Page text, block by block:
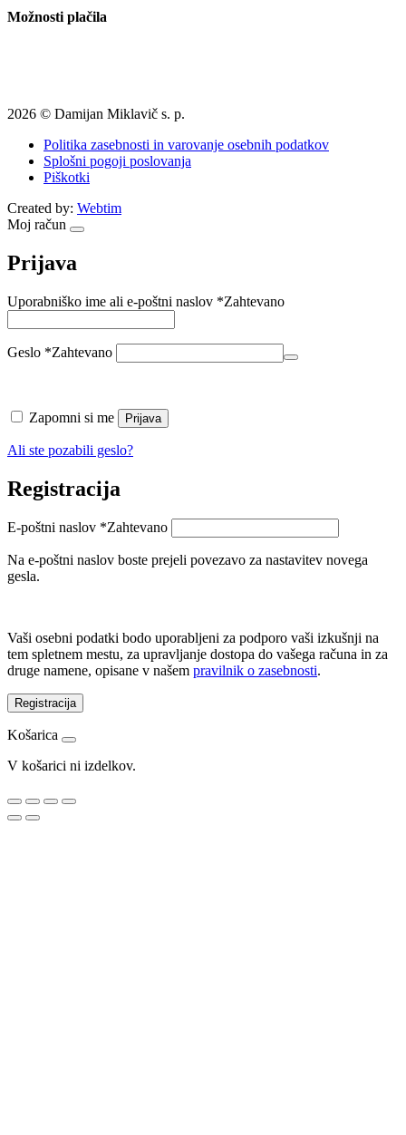
Možnosti plačila
2026 © Damijan Miklavič s. p.
Politika zasebnosti in varovanje osebnih podatkov
Splošni pogoji poslovanja
Piškotki
Created by: Webtim
Moj račun
Prijava
Uporabniško ime ali e-poštni naslov *Zahtevano
Geslo *Zahtevano
Zapomni si me Prijava
Ali ste pozabili geslo?
Registracija
E-poštni naslov *Zahtevano
Na e-poštni naslov boste prejeli povezavo za nastavitev novega
gesla.
Vaši osebni podatki bodo uporabljeni za podporo vaši izkušnji na
tem spletnem mestu, za upravljanje dostopa do vašega računa in za
druge namene, opisane v našem pravilnik o zasebnosti.
Registracija
Košarica
V košarici ni izdelkov.